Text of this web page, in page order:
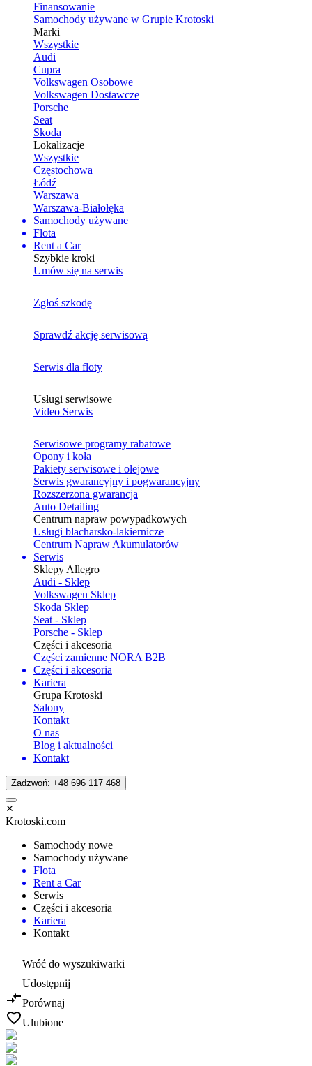
Finansowanie
Samochody używane w Grupie Krotoski
Marki
Wszystkie
Audi
Cupra
Volkswagen Osobowe
Volkswagen Dostawcze
Porsche
Seat
Skoda
Lokalizacje
Wszystkie
Częstochowa
Łódź
Warszawa
Warszawa-Białołęka
Samochody używane
Flota
Rent a Car
Szybkie kroki
Umów się na serwis
Zgłoś szkodę
Sprawdź akcję serwisową
Serwis dla floty
Usługi serwisowe
Video Serwis
Serwisowe programy rabatowe
Opony i koła
Pakiety serwisowe i olejowe
Serwis gwarancyjny i pogwarancyjny
Rozszerzona gwarancja
Auto Detailing
Centrum napraw powypadkowych
Usługi blacharsko-lakiernicze
Centrum Napraw Akumulatorów
Serwis
Sklepy Allegro
Audi - Sklep
Volkswagen Sklep
Skoda Sklep
Seat - Sklep
Porsche - Sklep
Części i akcesoria
Części zamienne NORA B2B
Części i akcesoria
Kariera
Grupa Krotoski
Salony
Kontakt
O nas
Blog i aktualności
Kontakt
Zadzwoń: +48 696 117 468
Krotoski.com
Samochody nowe
Samochody używane
Flota
Rent a Car
Serwis
Części i akcesoria
Kariera
Kontakt
Wróć do wyszukiwarki
Udostępnij
Porównaj
Ulubione